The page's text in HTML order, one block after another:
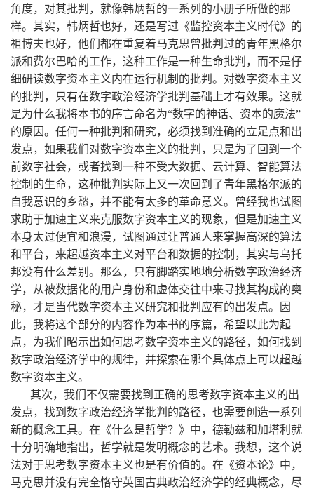
角度，对其批判，就像韩炳哲的一系列的小册子所做的那
样。其实，韩炳哲也好，还是写过《监控资本主义时代》的
祖博夫也好，他们都在重复着马克思曾批判过的青年黑格尔
派和费尔巴哈的工作，这种工作是一种生命批判，而不是仔
细研读数字资本主义内在运行机制的批判。对数字资本主义
的批判，只有在数字政治经济学批判基础上才有效果。这就
是为什么我将本书的序言命名为“数字的神话、资本的魔法”
的原因。任何一种批判和研究，必须找到准确的立足点和出
发点，如果我们对数字资本主义的批判，只是为了回到一个
前数字社会，或者找到一种不受大数据、云计算、智能算法
控制的生命，这种批判实际上又一次回到了青年黑格尔派的
自我意识的乡愁，并不能有太多的革命意义。曾经我也试图
求助于加速主义来克服数字资本主义的现象，但是加速主义
本身太过便宜和浪漫，试图通过让普通人来掌握高深的算法
和平台，来超越资本主义对平台和数据的控制，其实与乌托
邦没有什么差别。那么，只有脚踏实地地分析数字政治经济
学，从被数据化的用户身份和虚体交往中来寻找其构成的奥
秘，才是当代数字资本主义研究和批判应有的出发点。因
此，我将这个部分的内容作为本书的序篇，希望以此为起
点，为我们昭示出如何思考数字资本主义的路径，如何找到
数字政治经济学中的规律，并探索在哪个具体点上可以超越
数字资本主义。
其次，我们不仅需要找到正确的思考数字资本主义的出
发点，找到数字政治经济学批判的路径，也需要创造一系列
新的概念工具。在《什么是哲学？》中，德勒兹和加塔利就
十分明确地指出，哲学就是发明概念的艺术。我想，这个说
法对于思考数字资本主义也是有价值的。在《资本论》中，
马克思并没有完全恪守英国古典政治经济学的经典概念，尽